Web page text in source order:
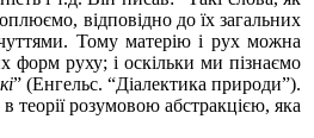
відповідно до їх загальних
Тому матерію і рух можна
руху; і оскільки ми пізнаємо
” (Енгельс. “Діалектика природи”).
теорії розумовою абстракцією, яка